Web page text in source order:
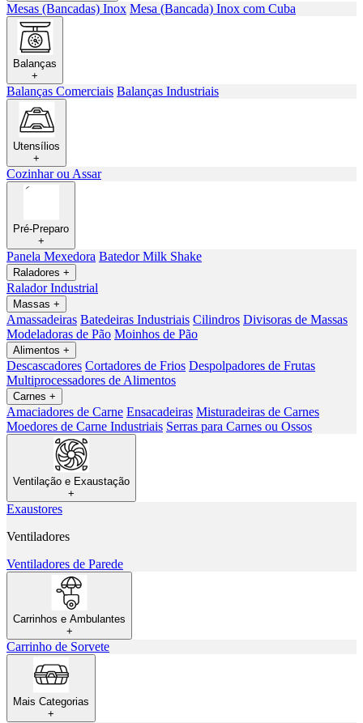
Mesas (Bancadas) Inox Mesa (Bancada) Inox com Cuba
Balanças
+
Balanças Comerciais Balanças Industriais
Utensílios
+
Cozinhar ou Assar
Pré-Preparo
+
Panela Mexedora Batedor Milk Shake
Raladores +
Ralador Industrial
Massas +
Amassadeiras Batedeiras Industriais Cilindros Divisoras de Massas
Modeladoras de Pão Moinhos de Pão
Alimentos +
Descascadores Cortadores de Frios Despolpadores de Frutas
Multiprocessadores de Alimentos
Carnes +
Amaciadores de Carne Ensacadeiras Misturadeiras de Carnes
Moedores de Carne Industriais Serras para Carnes ou Ossos
Ventilação e Exaustação
+
Exaustores
Ventiladores
Ventiladores de Parede
Carrinhos e Ambulantes
+
Carrinho de Sorvete
Mais Categorias
+